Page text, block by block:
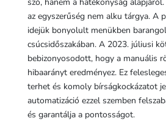
az egyszerűség nem alku tárgya. A
idejük bonyolult menükben
csúcsidőszakában. A 2023. júliusi
bebizonyosodott, hogy a manuális
hibaarányt eredményez. Ez
terhet és komoly bírságkockázatot
automatizáció ezzel szemben
és garantálja a pontosságot.